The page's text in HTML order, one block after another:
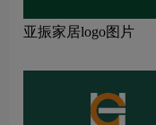
亚振家居logo图片